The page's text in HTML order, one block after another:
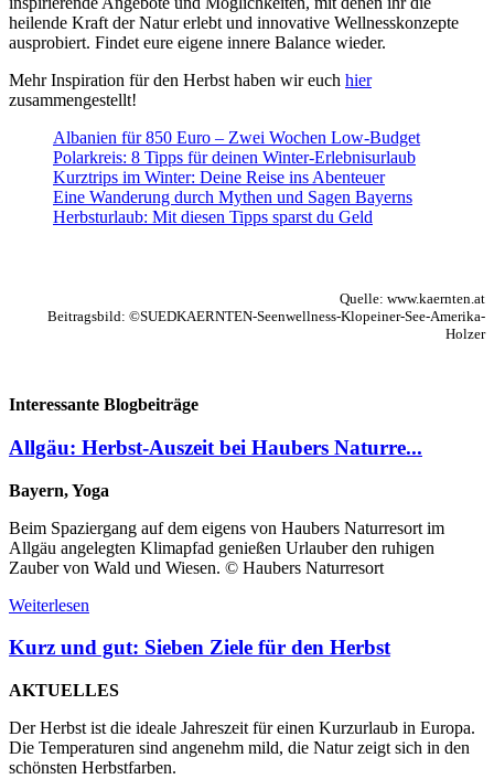
heilende Kraft der Natur erlebt und innovative Wellnesskonzepte
ausprobiert. Findet eure eigene innere Balance wieder.
Mehr Inspiration für den Herbst haben wir euch hier
zusammengestellt!
Albanien für 850 Euro – Zwei Wochen Low-Budget
Polarkreis: 8 Tipps für deinen Winter-Erlebnisurlaub
Kurztrips im Winter: Deine Reise ins Abenteuer
Eine Wanderung durch Mythen und Sagen Bayerns
Herbsturlaub: Mit diesen Tipps sparst du Geld
Quelle: www.kaernten.at
Beitragsbild: ©SUEDKAERNTEN-Seenwellness-Klopeiner-See-Amerika-
Holzer
Interessante Blogbeiträge
Allgäu: Herbst-Auszeit bei Haubers Naturre...
Bayern, Yoga
Beim Spaziergang auf dem eigens von Haubers Naturresort im
Allgäu angelegten Klimapfad genießen Urlauber den ruhigen
Zauber von Wald und Wiesen. © Haubers Naturresort
Weiterlesen
Kurz und gut: Sieben Ziele für den Herbst
AKTUELLES
Der Herbst ist die ideale Jahreszeit für einen Kurzurlaub in Europa.
Die Temperaturen sind angenehm mild, die Natur zeigt sich in den
schönsten Herbstfarben.